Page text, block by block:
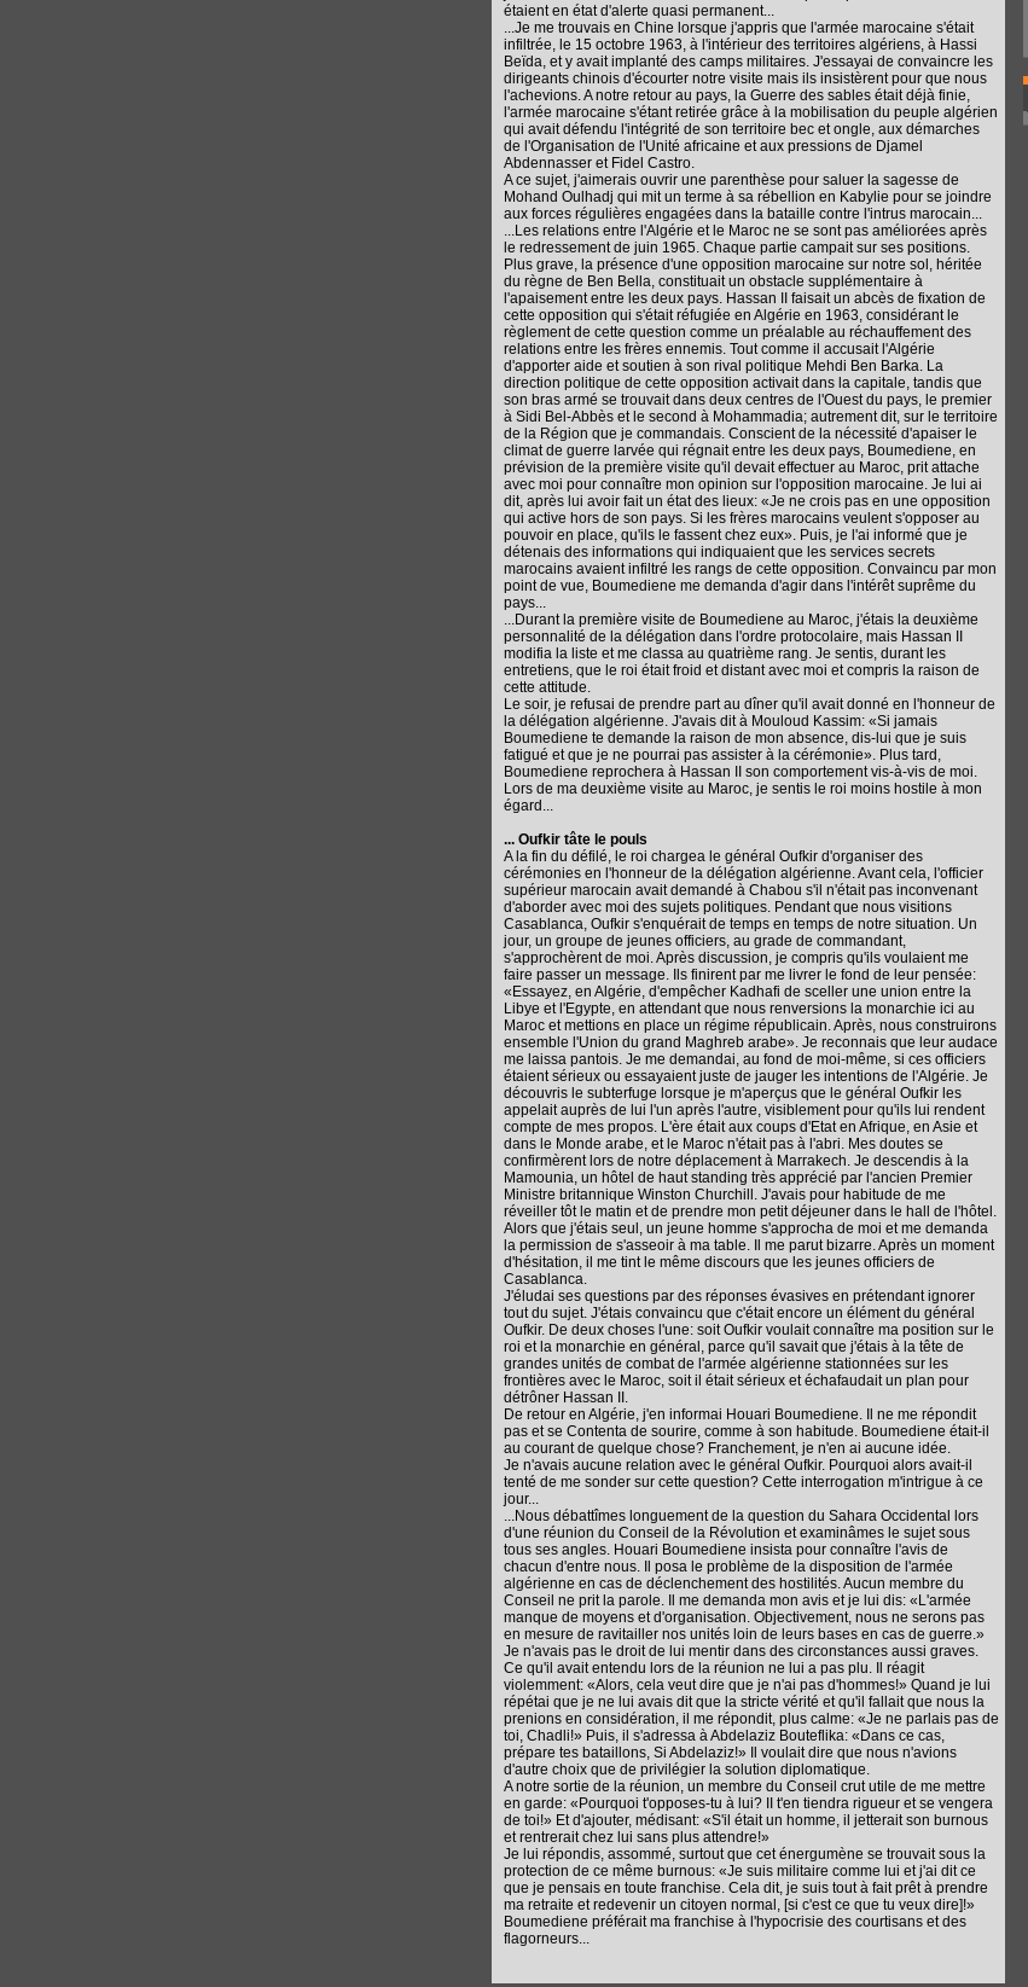
étaient en état d'alerte quasi permanent...
...Je me trouvais en Chine lorsque j'appris que l'armée marocaine s'était
infiltrée, le 15 octobre 1963, à l'intérieur des territoires algériens, à Hassi
Beïda, et y avait implanté des camps militaires. J'essayai de convaincre les
dirigeants chinois d'écourter notre visite mais ils insistèrent pour que nous
l'achevions. A notre retour au pays, la Guerre des sables était déjà finie,
l'armée marocaine s'étant retirée grâce à la mobilisation du peuple algérien
qui avait défendu l'intégrité de son territoire bec et ongle, aux démarches
de l'Organisation de l'Unité africaine et aux pressions de Djamel
Abdennasser et Fidel Castro.
A ce sujet, j'aimerais ouvrir une parenthèse pour saluer la sagesse de
Mohand Oulhadj qui mit un terme à sa rébellion en Kabylie pour se joindre
aux forces régulières engagées dans la bataille contre l'intrus marocain...
...Les relations entre l'Algérie et le Maroc ne se sont pas améliorées après
le redressement de juin 1965. Chaque partie campait sur ses positions.
Plus grave, la présence d'une opposition marocaine sur notre sol, héritée
du règne de Ben Bella, constituait un obstacle supplémentaire à
l'apaisement entre les deux pays. Hassan II faisait un abcès de fixation de
cette opposition qui s'était réfugiée en Algérie en 1963, considérant le
règlement de cette question comme un préalable au réchauffement des
relations entre les frères ennemis. Tout comme il accusait l'Algérie
d'apporter aide et soutien à son rival politique Mehdi Ben Barka. La
direction politique de cette opposition activait dans la capitale, tandis que
son bras armé se trouvait dans deux centres de l'Ouest du pays, le premier
à Sidi Bel-Abbès et le second à Mohammadia; autrement dit, sur le territoire
de la Région que je commandais. Conscient de la nécessité d'apaiser le
climat de guerre larvée qui régnait entre les deux pays, Boumediene, en
prévision de la première visite qu'il devait effectuer au Maroc, prit attache
avec moi pour connaître mon opinion sur l'opposition marocaine. Je lui ai
dit, après lui avoir fait un état des lieux: «Je ne crois pas en une opposition
qui active hors de son pays. Si les frères marocains veulent s'opposer au
pouvoir en place, qu'ils le fassent chez eux». Puis, je l'ai informé que je
détenais des informations qui indiquaient que les services secrets
marocains avaient infiltré les rangs de cette opposition. Convaincu par mon
point de vue, Boumediene me demanda d'agir dans l'intérêt suprême du
pays...
...Durant la première visite de Boumediene au Maroc, j'étais la deuxième
personnalité de la délégation dans l'ordre protocolaire, mais Hassan II
modifia la liste et me classa au quatrième rang. Je sentis, durant les
entretiens, que le roi était froid et distant avec moi et compris la raison de
cette attitude.
Le soir, je refusai de prendre part au dîner qu'il avait donné en l'honneur de
la délégation algérienne. J'avais dit à Mouloud Kassim: «Si jamais
Boumediene te demande la raison de mon absence, dis-lui que je suis
fatigué et que je ne pourrai pas assister à la cérémonie». Plus tard,
Boumediene reprochera à Hassan II son comportement vis-à-vis de moi.
Lors de ma deuxième visite au Maroc, je sentis le roi moins hostile à mon
égard...
... Oufkir tâte le pouls
A la fin du défilé, le roi chargea le général Oufkir d'organiser des
cérémonies en l'honneur de la délégation algérienne. Avant cela, l'officier
supérieur marocain avait demandé à Chabou s'il n'était pas inconvenant
d'aborder avec moi des sujets politiques. Pendant que nous visitions
Casablanca, Oufkir s'enquérait de temps en temps de notre situation. Un
jour, un groupe de jeunes officiers, au grade de commandant,
s'approchèrent de moi. Après discussion, je compris qu'ils voulaient me
faire passer un message. Ils finirent par me livrer le fond de leur pensée:
«Essayez, en Algérie, d'empêcher Kadhafi de sceller une union entre la
Libye et l'Egypte, en attendant que nous renversions la monarchie ici au
Maroc et mettions en place un régime républicain. Après, nous construirons
ensemble l'Union du grand Maghreb arabe». Je reconnais que leur audace
me laissa pantois. Je me demandai, au fond de moi-même, si ces officiers
étaient sérieux ou essayaient juste de jauger les intentions de l'Algérie. Je
découvris le subterfuge lorsque je m'aperçus que le général Oufkir les
appelait auprès de lui l'un après l'autre, visiblement pour qu'ils lui rendent
compte de mes propos. L'ère était aux coups d'Etat en Afrique, en Asie et
dans le Monde arabe, et le Maroc n'était pas à l'abri. Mes doutes se
confirmèrent lors de notre déplacement à Marrakech. Je descendis à la
Mamounia, un hôtel de haut standing très apprécié par l'ancien Premier
Ministre britannique Winston Churchill. J'avais pour habitude de me
réveiller tôt le matin et de prendre mon petit déjeuner dans le hall de l'hôtel.
Alors que j'étais seul, un jeune homme s'approcha de moi et me demanda
la permission de s'asseoir à ma table. Il me parut bizarre. Après un moment
d'hésitation, il me tint le même discours que les jeunes officiers de
Casablanca.
J'éludai ses questions par des réponses évasives en prétendant ignorer
tout du sujet. J'étais convaincu que c'était encore un élément du général
Oufkir. De deux choses l'une: soit Oufkir voulait connaître ma position sur le
roi et la monarchie en général, parce qu'il savait que j'étais à la tête de
grandes unités de combat de l'armée algérienne stationnées sur les
frontières avec le Maroc, soit il était sérieux et échafaudait un plan pour
détrôner Hassan II.
De retour en Algérie, j'en informai Houari Boumediene. Il ne me répondit
pas et se Contenta de sourire, comme à son habitude. Boumediene était-il
au courant de quelque chose? Franchement, je n'en ai aucune idée.
Je n'avais aucune relation avec le général Oufkir. Pourquoi alors avait-il
tenté de me sonder sur cette question? Cette interrogation m'intrigue à ce
jour...
...Nous débattîmes longuement de la question du Sahara Occidental lors
d'une réunion du Conseil de la Révolution et examinâmes le sujet sous
tous ses angles. Houari Boumediene insista pour connaître l'avis de
chacun d'entre nous. Il posa le problème de la disposition de l'armée
algérienne en cas de déclenchement des hostilités. Aucun membre du
Conseil ne prit la parole. Il me demanda mon avis et je lui dis: «L'armée
manque de moyens et d'organisation. Objectivement, nous ne serons pas
en mesure de ravitailler nos unités loin de leurs bases en cas de guerre.»
Je n'avais pas le droit de lui mentir dans des circonstances aussi graves.
Ce qu'il avait entendu lors de la réunion ne lui a pas plu. Il réagit
violemment: «Alors, cela veut dire que je n'ai pas d'hommes!» Quand je lui
répétai que je ne lui avais dit que la stricte vérité et qu'il fallait que nous la
prenions en considération, il me répondit, plus calme: «Je ne parlais pas de
toi, Chadli!» Puis, il s'adressa à Abdelaziz Bouteflika: «Dans ce cas,
prépare tes bataillons, Si Abdelaziz!» Il voulait dire que nous n'avions
d'autre choix que de privilégier la solution diplomatique.
A notre sortie de la réunion, un membre du Conseil crut utile de me mettre
en garde: «Pourquoi t'opposes-tu à lui? II t'en tiendra rigueur et se vengera
de toi!» Et d'ajouter, médisant: «S'il était un homme, il jetterait son burnous
et rentrerait chez lui sans plus attendre!»
Je lui répondis, assommé, surtout que cet énergumène se trouvait sous la
protection de ce même burnous: «Je suis militaire comme lui et j'ai dit ce
que je pensais en toute franchise. Cela dit, je suis tout à fait prêt à prendre
ma retraite et redevenir un citoyen normal, [si c'est ce que tu veux dire]!»
Boumediene préférait ma franchise à l'hypocrisie des courtisans et des
flagorneurs...